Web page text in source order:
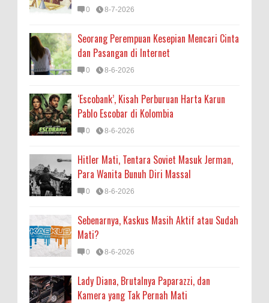
0 8-7-2026
Seorang Perempuan Kesepian Mencari Cinta
dan Pasangan di Internet
0 8-6-2026
‘Escobank’, Kisah Perburuan Harta Karun
Pablo Escobar di Kolombia
0 8-6-2026
Hitler Mati, Tentara Soviet Masuk Jerman,
Para Wanita Bunuh Diri Massal
0 8-6-2026
Sebenarnya, Kaskus Masih Aktif atau Sudah
Mati?
0 8-6-2026
Lady Diana, Brutalnya Paparazzi, dan
Kamera yang Tak Pernah Mati